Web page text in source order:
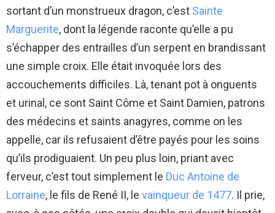
sortant d’un monstrueux dragon, c’est Sainte
Marguerite, dont la légende raconte qu’elle a pu
s’échapper des entrailles d’un serpent en brandissant
une simple croix. Elle était invoquée lors des
accouchements difficiles. Là, tenant pot à onguents
et urinal, ce sont Saint Côme et Saint Damien, patrons
des médecins et saints anagyres, comme on les
appelle, car ils refusaient d’être payés pour les soins
qu’ils prodiguaient. Un peu plus loin, priant avec
ferveur, c’est tout simplement le Duc Antoine de
Lorraine, le fils de René II, le vainqueur de 1477. Il prie,